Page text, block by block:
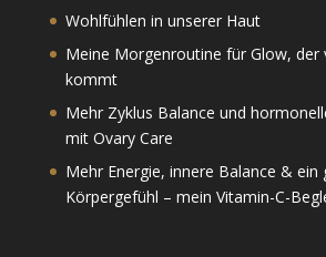
Wohlfühlen in unserer Haut
Meine Morgenroutine für Glow, der
kommt
Mehr Zyklus Balance und
mit Ovary Care
Mehr Energie, innere Balance & ein
Körpergefühl – mein Vitamin-C-